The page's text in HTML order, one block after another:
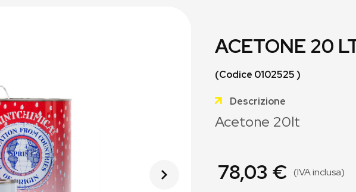
ACETONE 20
(Codice 0102525 )
Descrizione
Acetone 20lt
78,03 € (IVA inclusa)